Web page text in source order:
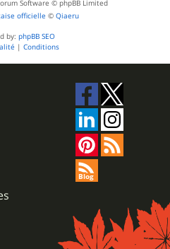
Software © phpBB Limited
officielle © Qiaeru
by: phpBB SEO
| Conditions